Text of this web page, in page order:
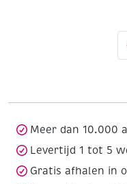
Meer dan 10.000
Levertijd 1 tot 5
Gratis afhalen in